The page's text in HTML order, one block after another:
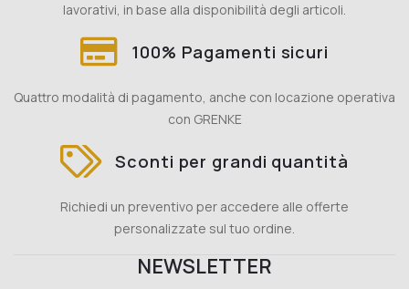
lavorativi, in base alla disponibilità degli articoli.
100% Pagamenti sicuri
Quattro modalità di pagamento, anche con locazione operativa
con GRENKE
Sconti per grandi quantità
Richiedi un preventivo per accedere alle offerte
personalizzate sul tuo ordine.
NEWSLETTER